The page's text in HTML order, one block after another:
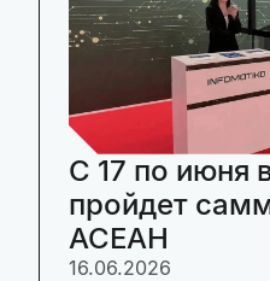
C 17 по июня
пройдет
АСЕАН
16.06.2026